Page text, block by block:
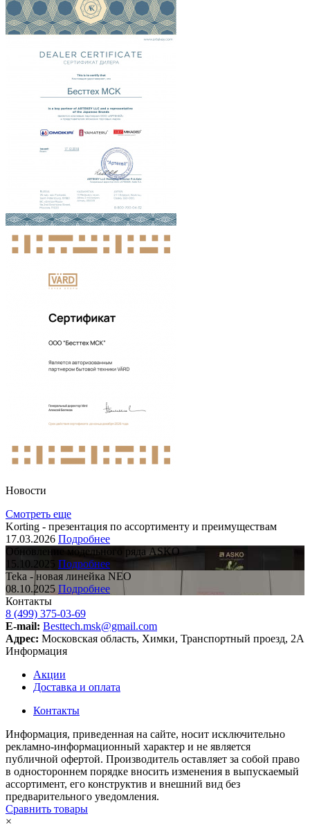
Новости
Смотреть еще
Korting - презентация по ассортименту и преимуществам
17.03.2026 Подробнее
Обновление модельного ряда ASKO
15.10.2025 Подробнее
Teka - новая линейка NEO
08.10.2025 Подробнее
Контакты
8 (499) 375-03-69
E-mail: Besttech.msk@gmail.com
Адрес: Московская область, Химки, Транспортный проезд, 2А
Информация
Акции
Доставка и оплата
Контакты
Информация, приведенная на сайте, носит исключительно
рекламно-информационный характер и не является
публичной офертой. Производитель оставляет за собой право
в одностороннем порядке вносить изменения в выпускаемый
ассортимент, его конструктив и внешний вид без
предварительного уведомления.
Сравнить товары
×